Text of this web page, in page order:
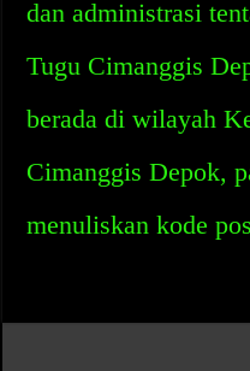
dan administrasi
Tugu Cimanggis
berada di wilayah
Cimanggis Depok,
menuliskan kode